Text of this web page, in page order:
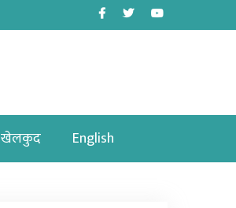
Facebook
TwitterYoutube
खेलकुद English